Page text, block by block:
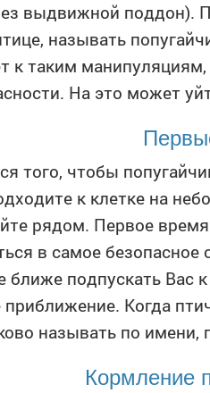
выдвижной поддон).
называть
к таким
На это может
того, чтобы
к клетке на
рядом. Первое
в самое
ближе подпускать Вас
Когда
называть по
Кормление